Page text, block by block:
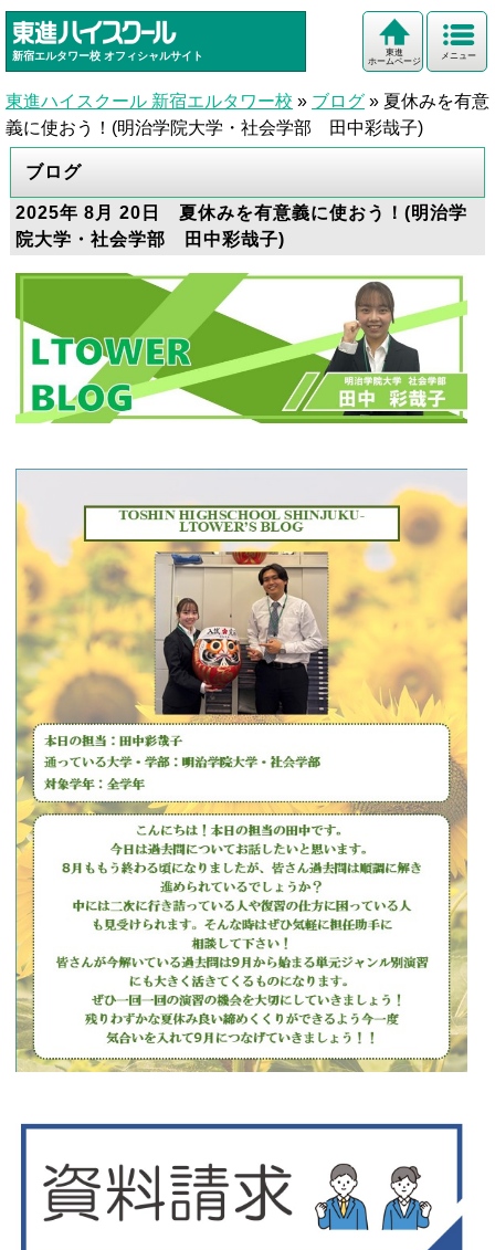
新宿エルタワー校 オフィシャルサイト メニュー
東進
ホームページ
東進ハイスクール 新宿エルタワー校 » ブログ » 夏休みを有意
義に使おう！(明治学院大学・社会学部 田中彩哉子)
ブログ
2025年 8月 20日 夏休みを有意義に使おう！(明治学
院大学・社会学部 田中彩哉子)